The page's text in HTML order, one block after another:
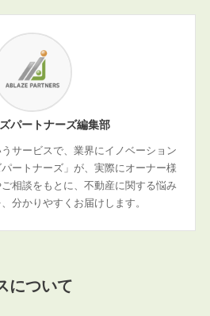
パートナーズ編集部
サービスで、業界にイノベーション
ートナーズ」が、実際にオーナー様
相談をもとに、不動産に関する悩み
分かりやすくお届けします。
について